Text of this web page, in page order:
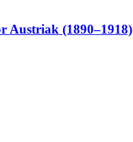
Austriak (1890–1918)